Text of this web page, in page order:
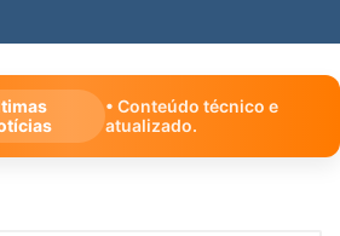
• Conteúdo técnico e
atualizado.